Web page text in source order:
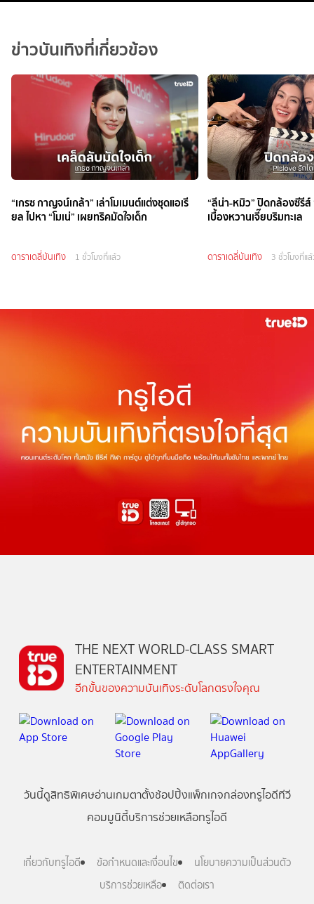
ข่าวบันเทิงที่เกี่ยวข้อง
“เกรซ กาญจน์เกล้า” เล่าโมเมนต์แต่งชุดแอเรี
ยล ไปหา “โมเน่” เผยทริคมัดใจเด็ก
ดาราเดลี่บันเทิง 1 ชั่วโมงที่แล้ว
“ลีน่า-หมิว” ปิดกล้องซีรีส์
เบื้องหวานเจี๊ยบริมทะเล
ดาราเดลี่บันเทิง 3 ชั่วโมงที่แ
THE NEXT WORLD-CLASS SMART
ENTERTAINMENT
อีกขั้นของความบันเทิงระดับโลกตรงใจคุณ
วันนี้ดูสิทธิพิเศษอ่านเกมตาตั้งช้อปปิ้งแพ็กเกจกล่องทรูไอดีทีวี
คอมมูนิตี้บริการช่วยเหลือทรูไอดี
เกี่ยวกับทรูไอดี ข้อกำหนดและเงื่อนไข
นโยบายความเป็นส่วนตัว
บริการช่วยเหลือ
ติดต่อเรา